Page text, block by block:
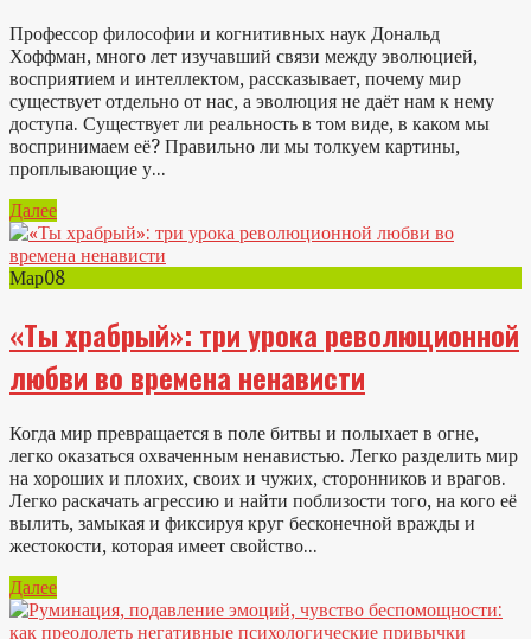
Профессор философии и когнитивных наук Дональд
Хоффман, много лет изучавший связи между эволюцией,
восприятием и интеллектом, рассказывает, почему мир
существует отдельно от нас, а эволюция не даёт нам к нему
доступа. Существует ли реальность в том виде, в каком мы
воспринимаем её? Правильно ли мы толкуем картины,
проплывающие у...
Далее
Мар08
«Ты храбрый»: три урока революционной
любви во времена ненависти
Когда мир превращается в поле битвы и полыхает в огне,
легко оказаться охваченным ненавистью. Легко разделить мир
на хороших и плохих, своих и чужих, сторонников и врагов.
Легко раскачать агрессию и найти поблизости того, на кого её
вылить, замыкая и фиксируя круг бесконечной вражды и
жестокости, которая имеет свойство...
Далее